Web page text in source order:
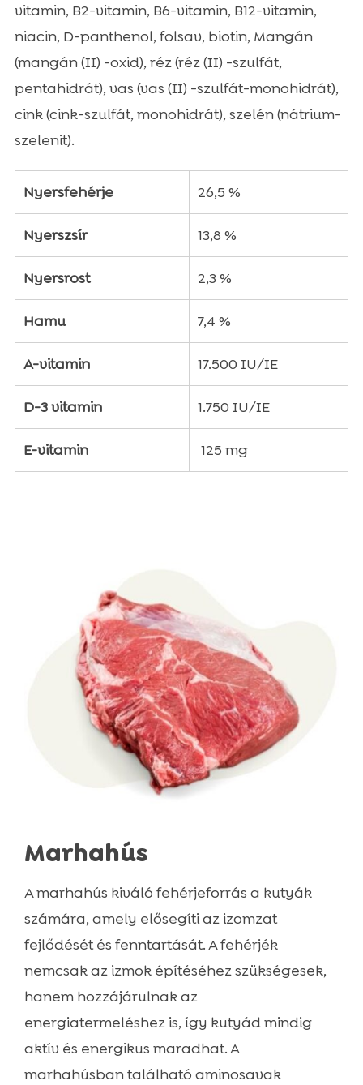
vitamin, B2-vitamin, B6-vitamin, B12-vitamin,
niacin, D-panthenol, folsav, biotin, Mangán
(mangán (II) -oxid), réz (réz (II) -szulfát,
pentahidrát), vas (vas (II) -szulfát-monohidrát),
cink (cink-szulfát, monohidrát), szelén (nátrium-
szelenit).
Nyersfehérje 26,5 %
Nyerszsír 13,8 %
Nyersrost 2,3 %
Hamu 7,4 %
A-vitamin 17.500 IU/IE
D-3 vitamin 1.750 IU/IE
E-vitamin 125 mg
Marhahús
A marhahús kiváló fehérjeforrás a kutyák
számára, amely elősegíti az izomzat
fejlődését és fenntartását. A fehérjék
nemcsak az izmok építéséhez szükségesek,
hanem hozzájárulnak az
energiatermeléshez is, így kutyád mindig
aktív és energikus maradhat. A
marhahúsban található aminosavak